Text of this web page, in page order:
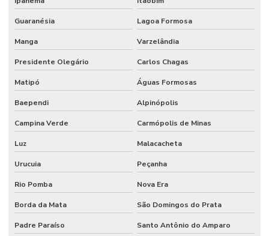
Guaranésia Lagoa Formosa
Manga Varzelândia
Presidente Olegário Carlos Chagas
Matipó Águas Formosas
Baependi Alpinópolis
Campina Verde Carmópolis de Minas
Luz Malacacheta
Urucuia Peçanha
Rio Pomba Nova Era
Borda da Mata São Domingos do Prata
Padre Paraíso Santo Antônio do Amparo